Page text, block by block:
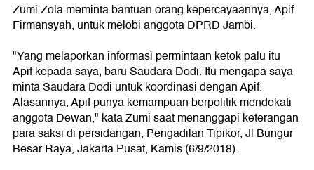
Zumi Zola meminta bantuan orang kepercayaannya, Apif
Firmansyah, untuk melobi anggota DPRD Jambi.
"Yang melaporkan informasi permintaan ketok palu itu
Apif kepada saya, baru Saudara Dodi. Itu mengapa saya
minta Saudara Dodi untuk koordinasi dengan Apif.
Alasannya, Apif punya kemampuan berpolitik mendekati
anggota Dewan," kata Zumi saat menanggapi keterangan
para saksi di persidangan, Pengadilan Tipikor, Jl Bungur
Besar Raya, Jakarta Pusat, Kamis (6/9/2018).